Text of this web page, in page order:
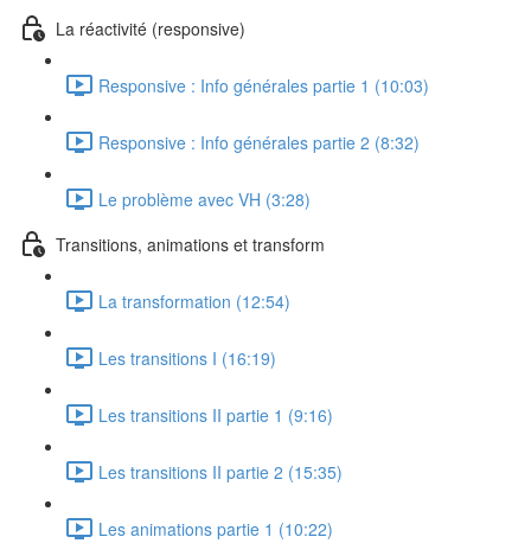
La réactivité (responsive)
Responsive : Info générales partie 1 (10:03)
Responsive : Info générales partie 2 (8:32)
Le problème avec VH (3:28)
Transitions, animations et transform
La transformation (12:54)
Les transitions I (16:19)
Les transitions II partie 1 (9:16)
Les transitions II partie 2 (15:35)
Les animations partie 1 (10:22)